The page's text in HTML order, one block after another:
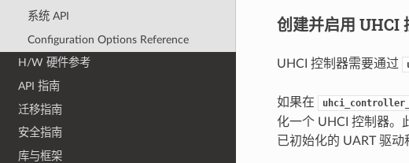
系统 API
Configuration Options Reference
H/W 硬件参考
API 指南
迁移指南
安全指南
库与框架
创建并启用 UHCI
UHCI 控制器需要通过
如果在
化一个 UHCI 控制器。
已初始化的 UART 驱动